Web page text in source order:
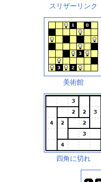
スリザーリンク
美術館
四角に切れ